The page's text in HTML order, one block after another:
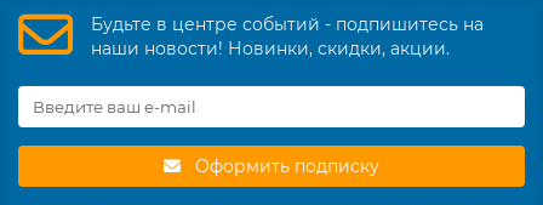
Будьте в центре событий - подпишитесь на
наши новости! Новинки, скидки, акции.
Оформить подписку